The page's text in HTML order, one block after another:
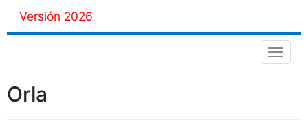
Versión 2026
Menú
Orla